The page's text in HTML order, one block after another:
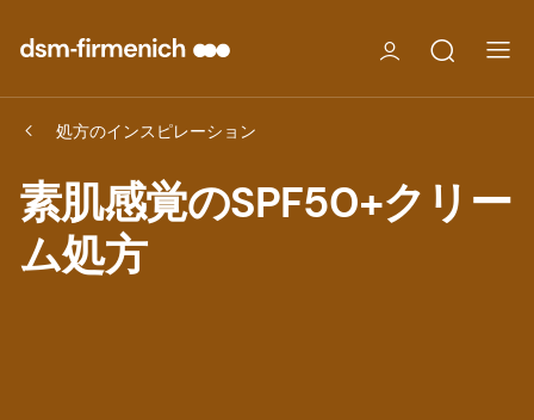
処方のインスピレーション
素肌感覚のSPF50+クリー
ム処方